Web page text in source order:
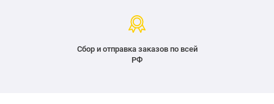
Сбор и отправка заказов по всей
РФ